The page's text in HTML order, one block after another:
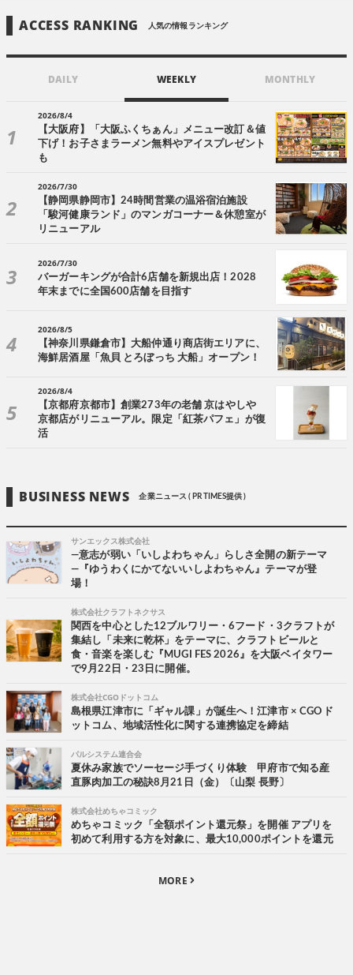
ACCESS RANKING 人気の情報ランキング
DAILY WEEKLY MONTHLY
2026/8/4
【大阪府】「大阪ふくちぁん」メニュー改訂＆値
下げ！お子さまラーメン無料やアイスプレゼント
も
2026/7/30
【静岡県静岡市】24時間営業の温浴宿泊施設
「駿河健康ランド」のマンガコーナー＆休憩室が
リニューアル
2026/7/30
バーガーキングが合計6店舗を新規出店！2028
年末までに全国600店舗を目指す
2026/8/5
【神奈川県鎌倉市】大船仲通り商店街エリアに、
海鮮居酒屋「魚貝 とろぼっち 大船」オープン！
2026/8/4
【京都府京都市】創業273年の老舗 京はやしや
京都店がリニューアル。限定「紅茶パフェ」が復
活
BUSINESS NEWS 企業ニュース ( PR TIMES提供 )
サンエックス株式会社
―意志が弱い「いしよわちゃん」らしさ全開の新テーマ
―『ゆうわくにかてないいしよわちゃん』テーマが登
場！
株式会社クラフトネクサス
関西を中心とした12ブルワリー・6フード・3クラフトが
集結し「未来に乾杯」をテーマに、クラフトビールと
食・音楽を楽しむ『MUGI FES 2026』を大阪ベイタワー
で9月22日・23日に開催。
株式会社CGOドットコム
島根県江津市に「ギャル課」が誕生へ！江津市 × CGOド
ットコム、地域活性化に関する連携協定を締結
パルシステム連合会
夏休み家族でソーセージ手づくり体験 甲府市で知る産
直豚肉加工の秘訣8月21日（金）〔山梨 長野〕
株式会社めちゃコミック
めちゃコミック「全額ポイント還元祭」を開催 アプリを
初めて利用する方を対象に、最大10,000ポイントを還元
MORE